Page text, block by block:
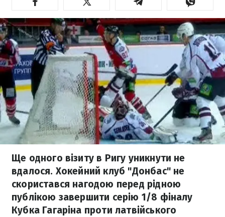
Ще одного візиту в Ригу уникнути не
вдалося. Хокейний клуб "Донбас" не
скористався нагодою перед рідною
публікою завершити серію 1/8 фіналу
Кубка Гагаріна проти латвійського